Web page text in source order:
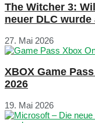
The Witcher 3:
neuer DLC
27. Mai 2026
XBOX Game
2026
19. Mai 2026